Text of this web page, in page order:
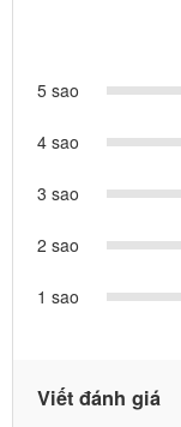
5 sao
4 sao
3 sao
2 sao
1 sao
Viết đánh giá